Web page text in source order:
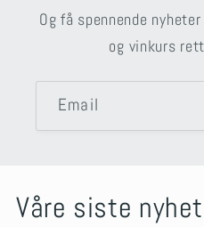
Og få spennende
og vinkurs
Email
Våre siste